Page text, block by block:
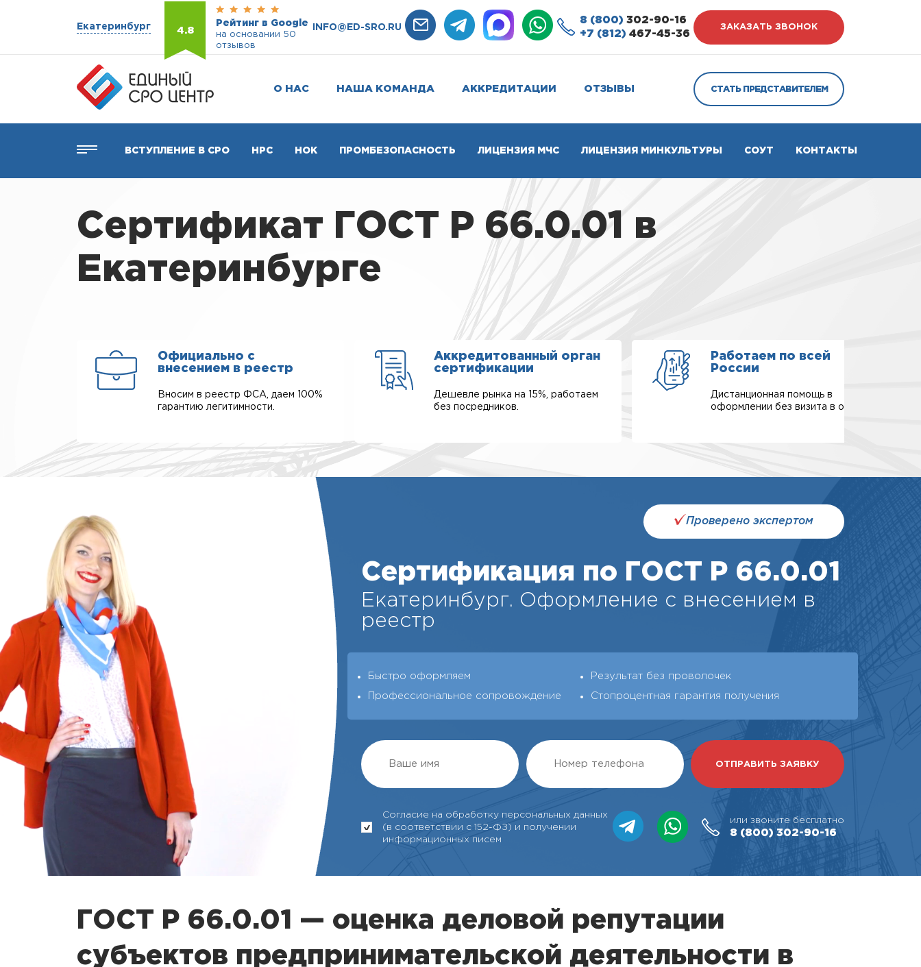
Екатеринбург 4.8
Рейтинг в Google
на основании 50
отзывов
INFO@ED-SRO.RU
8 (800) 302-90-16
+7 (812) 467-45-36
ЗАКАЗАТЬ ЗВОНОК
О НАС НАША КОМАНДА АККРЕДИТАЦИИ ОТЗЫВЫ СТАТЬ ПРЕДСТАВИТЕЛЕМ
ВСТУПЛЕНИЕ В СРО НРС НОК ПРОМБЕЗОПАСНОСТЬ ЛИЦЕНЗИЯ МЧС ЛИЦЕНЗИЯ МИНКУЛЬТУРЫ СОУТ КОНТАКТЫ
Сертификат ГОСТ Р 66.0.01 в
Екатеринбурге
Официально с
внесением в реестр
Вносим в реестр ФСА, даем 100%
гарантию легитимности.
Аккредитованный орган
сертификации
Дешевле рынка на 15%, работаем
без посредников.
Работаем по всей
России
Дистанционная помощь в
оформлении без визита в офис.
Проверено экспертом
Сертификация по ГОСТ Р 66.0.01
Екатеринбург. Оформление с внесением в
реестр
Быстро оформляем Результат без проволочек
Профессиональное сопровождение Стопроцентная гарантия получения
Согласие на обработку персональных данных
(в соответствии с 152-ФЗ) и получении
информационных писем
или звоните бесплатно
8 (800) 302-90-16
ГОСТ Р 66.0.01 — оценка деловой репутации
субъектов предпринимательской деятельности в